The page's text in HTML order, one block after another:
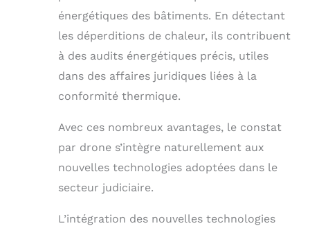
énergétiques des bâtiments. En détectant
les déperditions de chaleur, ils contribuent
à des audits énergétiques précis, utiles
dans des affaires juridiques liées à la
conformité thermique.
Avec ces nombreux avantages, le constat
par drone s’intègre naturellement aux
nouvelles technologies adoptées dans le
secteur judiciaire.
L’intégration des nouvelles technologies